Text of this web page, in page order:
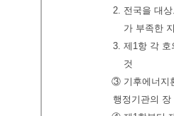
2. 전국을 대
가 부족한
3. 제1항 각 호
것
③ 기후에너지
행정기관의